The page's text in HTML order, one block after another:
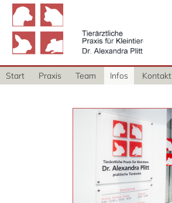
Tierärztliche Praxis für
Kleintiere - Dr. Alexandra
Plitt
Start Praxis Team Infos Kontakt